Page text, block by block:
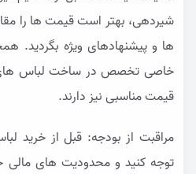
شیردهی، بهتر است قیمت ها را
ها و پیشنهادهای ویژه بگردید.
خاصی تخصص در ساخت لباس های
قیمت مناسبی نیز دارند.
مراقبت از بودجه: قبل از خرید
توجه کنید و محدودیت های مالی